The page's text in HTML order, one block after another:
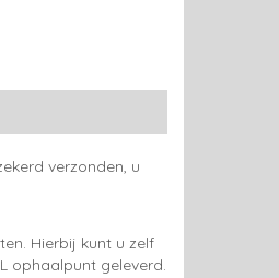
verzonden, u
Hierbij kunt u zelf
ophaalpunt geleverd.